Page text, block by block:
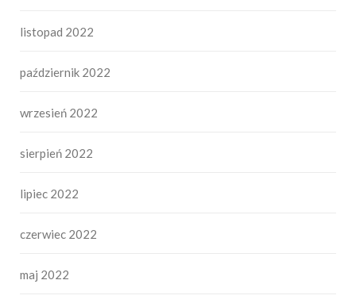
listopad 2022
październik 2022
wrzesień 2022
sierpień 2022
lipiec 2022
czerwiec 2022
maj 2022